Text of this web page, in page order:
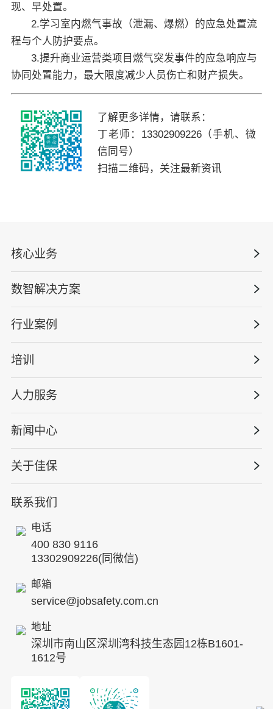
现、早处置。
2.学习室内燃气事故（泄漏、爆燃）的应急处置流
程与个人防护要点。
3.提升商业运营类项目燃气突发事件的应急响应与
协同处置能力，最大限度减少人员伤亡和财产损失。
了解更多详情，请联系：
丁老师：13302909226（手机、微
信同号）
扫描二维码，关注最新资讯
联系我们
电话
400 830 9116
13302909226(同微信)
邮箱
service@jobsafety.com.cn
地址
深圳市南山区深圳湾科技生态园12栋B1601-
1612号
核心业务
数智安全科技
安全战略咨询
管理体系建设
安全技能提升
工程安全服务
巡查监督审计
HSE专家服务
数智解决方案
量化安全云
智慧化系统
智能终端
行业案例
政府安全监管
工程建设/地产物业
能源电力
仓储物流
水利水务
核电工程与运营
其他案例
培训
版权安全课程
行业定制课程
资质与专业技能版权课
国际证书课程
人力服务
高薪岗位
HSE 专家服务
人力资源服务
新闻中心
公司新闻
蛇口安全论坛
关于佳保
公司简介
企业文化
专家团队
发展历程
招贤纳士
ESG
8S安全服务联盟
投资者关系